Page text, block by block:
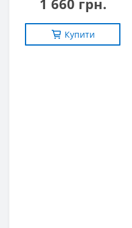
1 660 грн.
Купити